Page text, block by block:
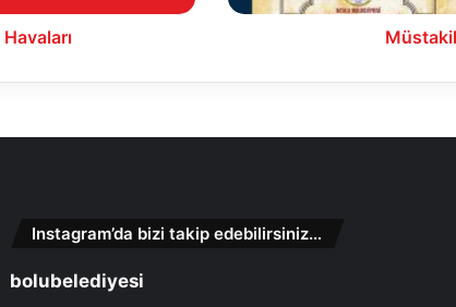
Instagram’da bizi takip edebilirsiniz…
bolubelediyesi